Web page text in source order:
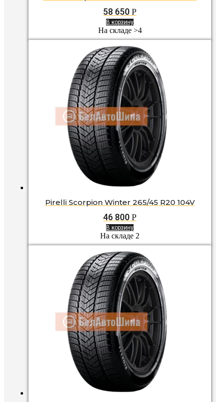
58 650 Р
В корзину
На складе >4
Pirelli Scorpion Winter 265/45 R20 104V
46 800 Р
В корзину
На складе 2